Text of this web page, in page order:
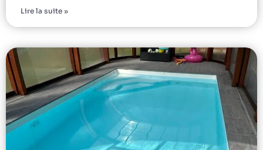
Lire la suite »